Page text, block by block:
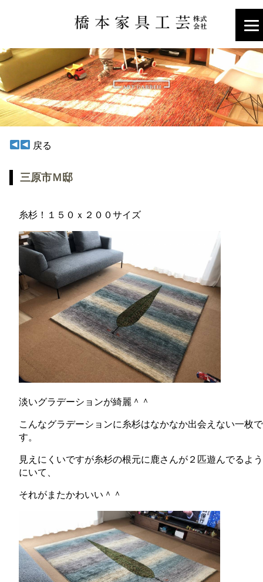
戻る
三原市Ｍ邸
糸杉！１５０ｘ２００サイズ
淡いグラデーションが綺麗＾＾
こんなグラデーションに糸杉はなかなか出会えない一枚で
す。
見えにくいですが糸杉の根元に鹿さんが２匹遊んでるよう
にいて、
それがまたかわいい＾＾